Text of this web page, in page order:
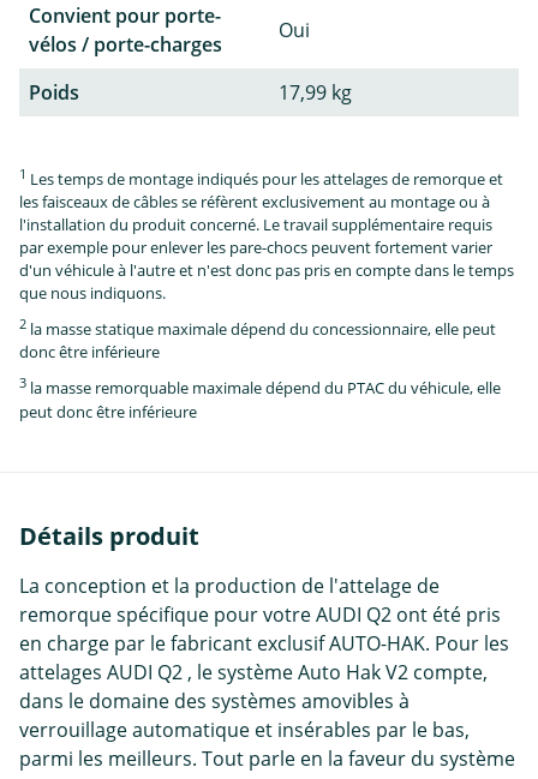
Convient pour porte-
vélos / porte-charges
Oui
Poids 17,99 kg
1 Les temps de montage indiqués pour les attelages de remorque et
les faisceaux de câbles se réfèrent exclusivement au montage ou à
l'installation du produit concerné. Le travail supplémentaire requis
par exemple pour enlever les pare-chocs peuvent fortement varier
d'un véhicule à l'autre et n'est donc pas pris en compte dans le temps
que nous indiquons.
2 la masse statique maximale dépend du concessionnaire, elle peut
donc être inférieure
3 la masse remorquable maximale dépend du PTAC du véhicule, elle
peut donc être inférieure
Détails produit
La conception et la production de l'attelage de
remorque spécifique pour votre AUDI Q2 ont été pris
en charge par le fabricant exclusif AUTO-HAK. Pour les
attelages AUDI Q2 , le système Auto Hak V2 compte,
dans le domaine des systèmes amovibles à
verrouillage automatique et insérables par le bas,
parmi les meilleurs. Tout parle en la faveur du système